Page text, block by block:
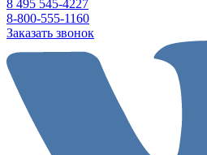
8 495 545-4227
8-800-555-1160
Заказать звонок